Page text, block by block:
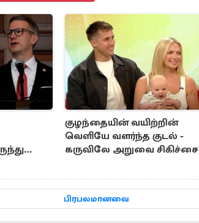
குழந்தையின் வயிற்றின்
வெளியே வளர்ந்த குடல் -
கருவிலே அறுவை சிகிச்சை
பிரபலமானவை